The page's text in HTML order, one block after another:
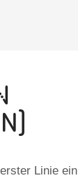
Linie ein